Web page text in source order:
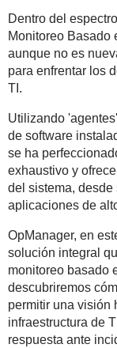
Dentro del
Monitoreo Basado
aunque no es
para enfrentar los
TI.
Utilizando
de software
se ha
exhaustivo y
del sistema,
aplicaciones de
OpManager, en
solución integral
monitoreo basado
descubriremos
permitir una visión
infraestructura de
respuesta ante